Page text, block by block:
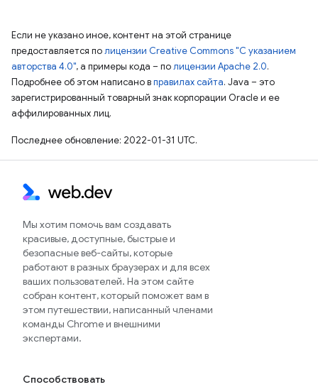
Если не указано иное, контент на этой странице
предоставляется полицензии Creative Commons "С указанием
авторства 4.0", а примеры кода – полицензии Apache 2.0.
Подробнее об этом написано вправилах сайта. Java – это
зарегистрированный товарный знак корпорации Oracle и ее
аффилированных лиц.
Последнее обновление: 2022-01-31 UTC.
Мы хотим помочь вам создавать
красивые, доступные, быстрые и
безопасные веб-сайты, которые
работают в разных браузерах и для всех
ваших пользователей. На этом сайте
собран контент, который поможет вам в
этом путешествии, написанный членами
команды Chrome и внешними
экспертами.
Способствовать